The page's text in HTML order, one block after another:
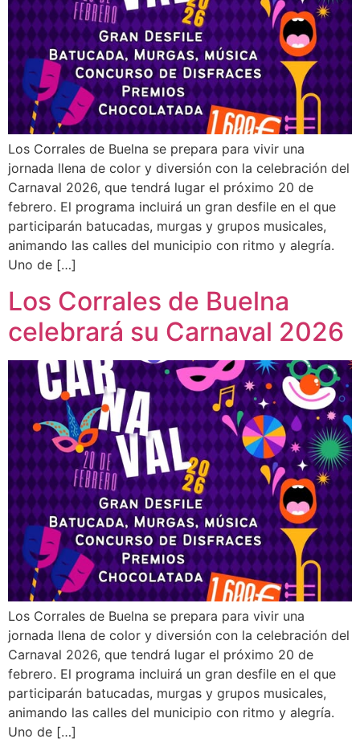
Los Corrales de Buelna se prepara para vivir una
jornada llena de color y diversión con la celebración del
Carnaval 2026, que tendrá lugar el próximo 20 de
febrero. El programa incluirá un gran desfile en el que
participarán batucadas, murgas y grupos musicales,
animando las calles del municipio con ritmo y alegría.
Uno de […]
Los Corrales de Buelna
celebrará su Carnaval 2026
Los Corrales de Buelna se prepara para vivir una
jornada llena de color y diversión con la celebración del
Carnaval 2026, que tendrá lugar el próximo 20 de
febrero. El programa incluirá un gran desfile en el que
participarán batucadas, murgas y grupos musicales,
animando las calles del municipio con ritmo y alegría.
Uno de […]